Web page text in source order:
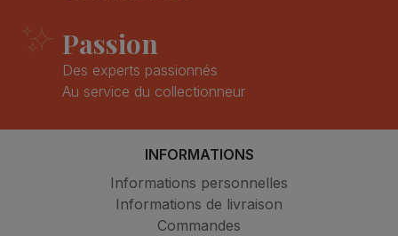
Passion
Des experts passionnés
Au service du collectionneur
INFORMATIONS
Informations personnelles
Informations de livraison
Commandes